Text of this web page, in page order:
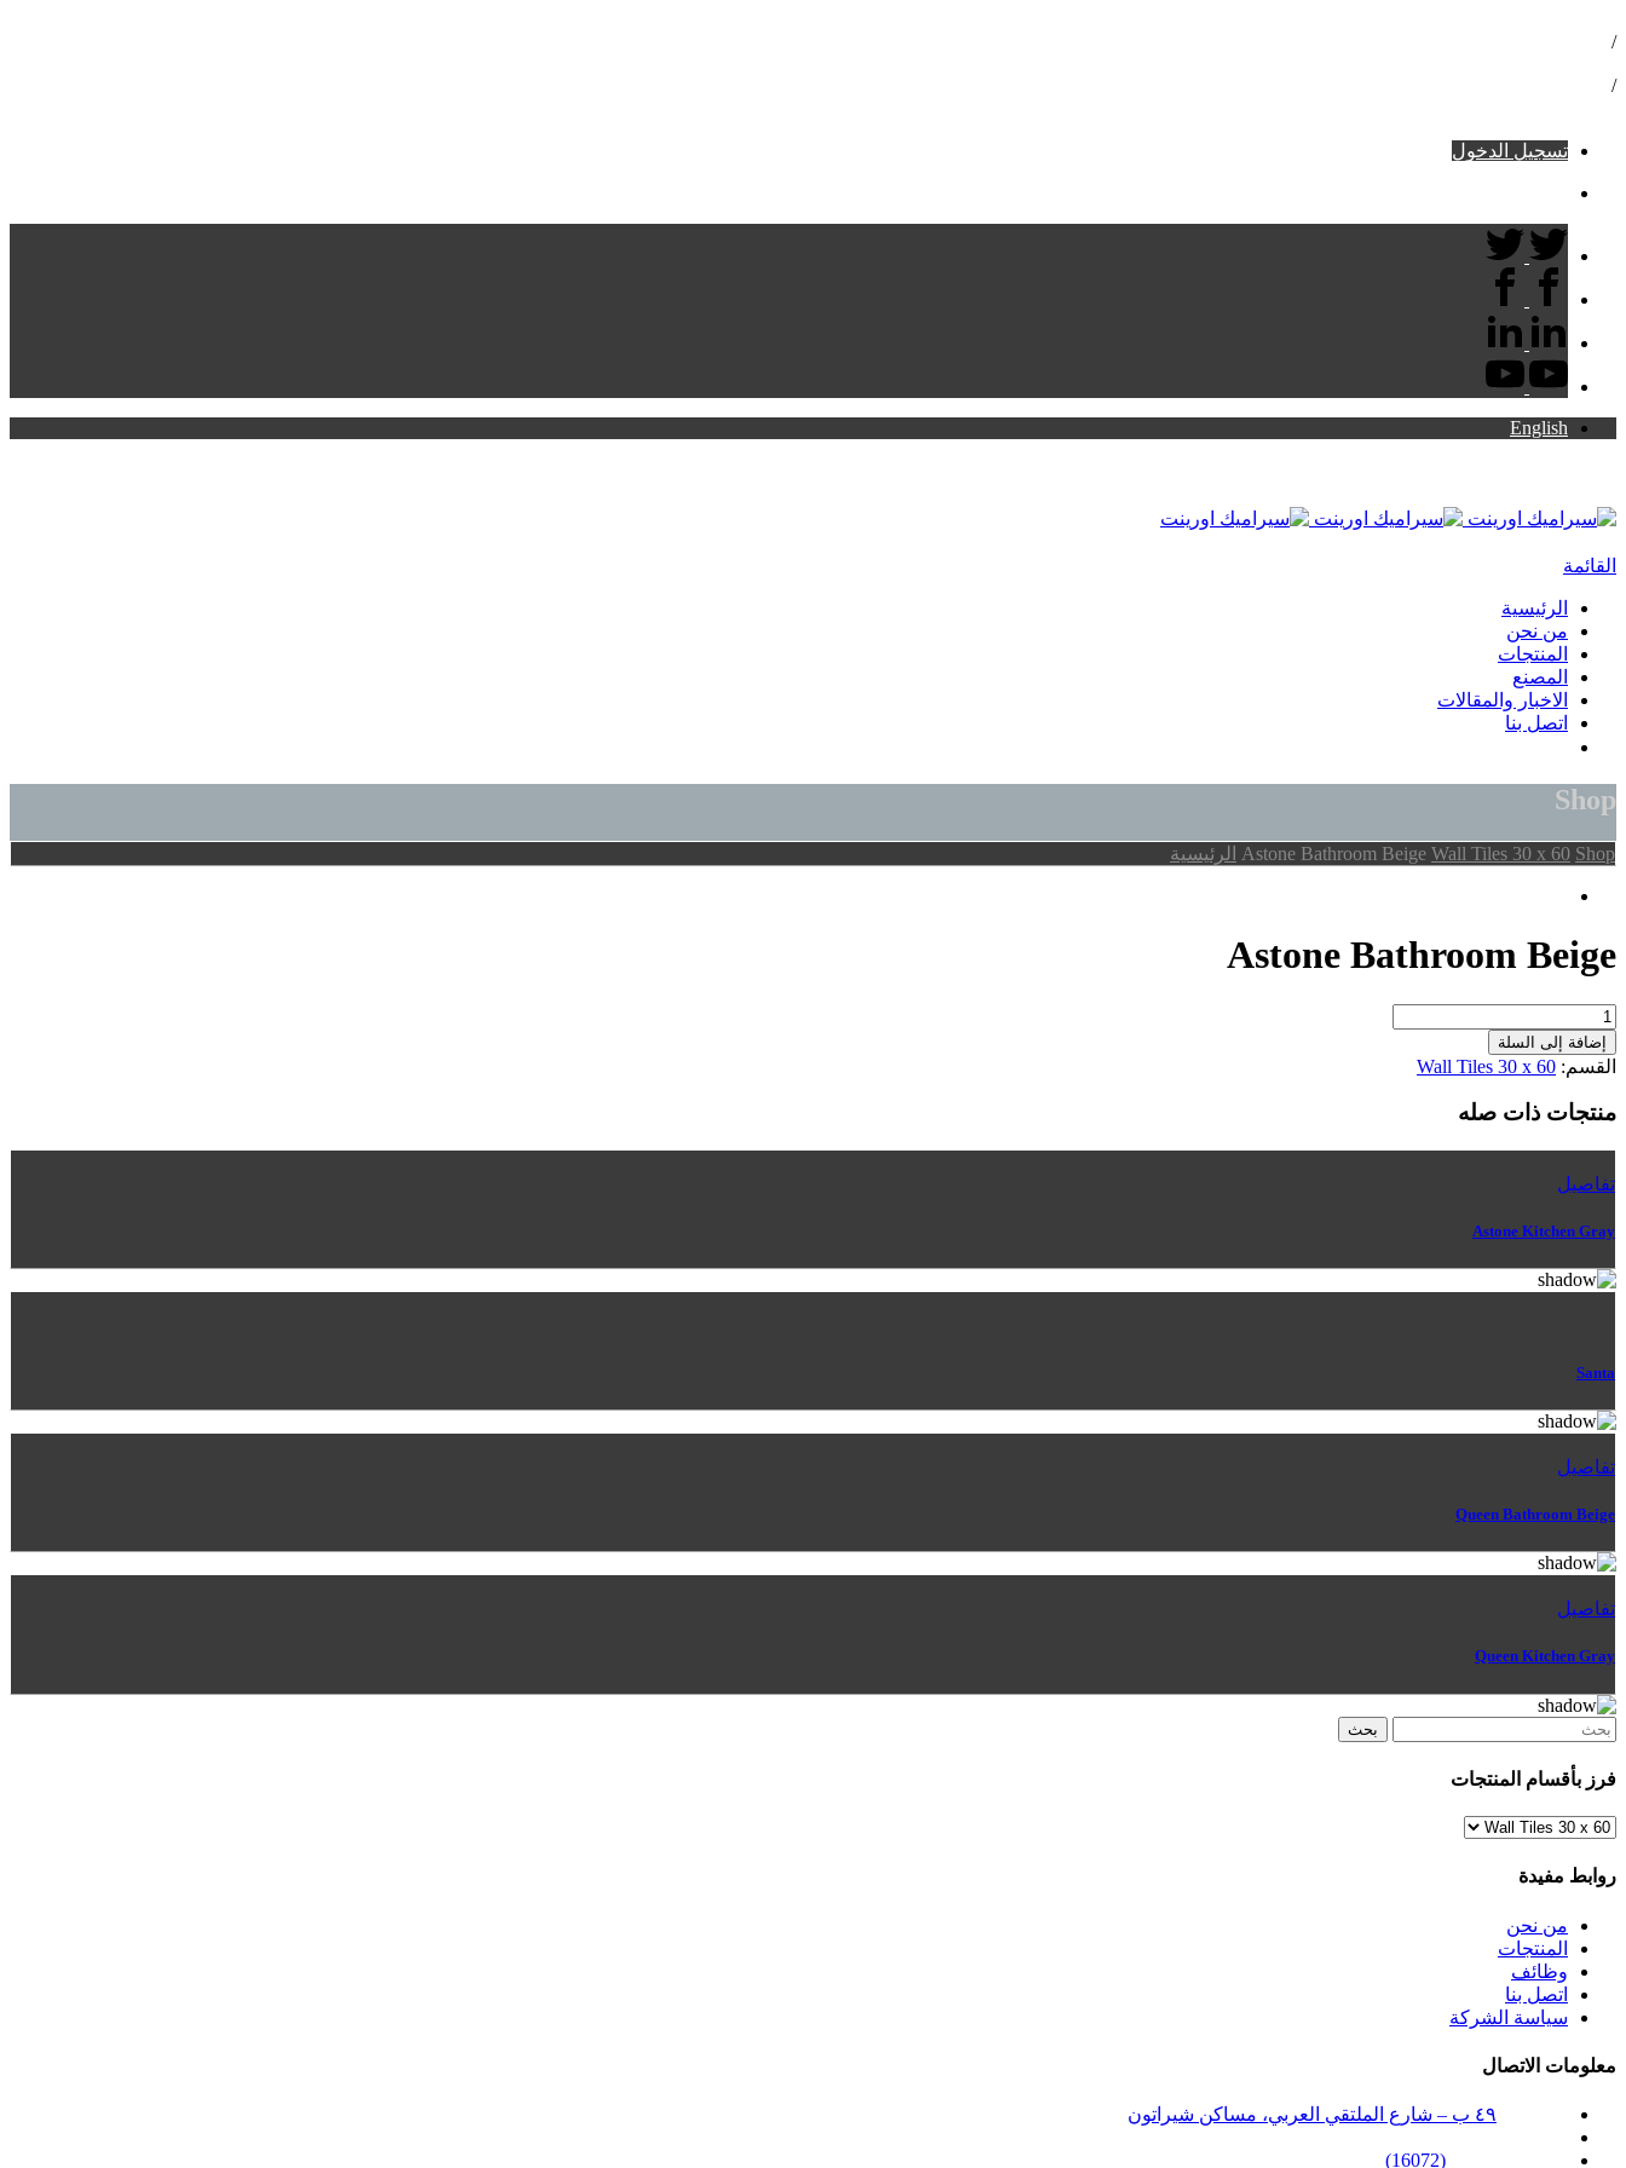
/
/
تسجيل الدخول
English
القائمة
الرئيسية
من نحن
المنتجات
المصنع
الاخبار والمقالات
اتصل بنا
Shop
Astone Bathroom Beige Wall Tiles 30 x 60 Shop الرئيسية
Astone Bathroom Beige
Astone
Bathroom
Beige
quantity
إضافة إلى السلة
القسم: Wall Tiles 30 x 60
منتجات ذات صله
تفاصيل
Astone Kitchen Gray
Santa
تفاصيل
Queen Bathroom Beige
تفاصيل
Queen Kitchen Gray
بحث
فرز بأقسام المنتجات
روابط مفيدة
من نحن
المنتجات
وظائف
اتصل بنا
سياسة الشركة
معلومات الاتصال
٤٩ ب – شارع الملتقي العربي، مساكن شيراتون
(16072)